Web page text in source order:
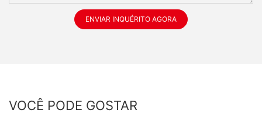
ENVIAR INQUÉRITO AGORA
VOCÊ PODE GOSTAR